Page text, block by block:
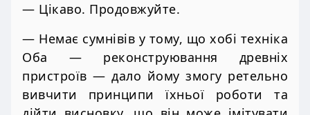
— Цікаво. Продовжуйте.
— Немає сумнівів у тому, що хобі техніка
Оба — реконструювання древніх
пристроїв — дало йому змогу ретельно
вивчити принципи їхньої роботи та